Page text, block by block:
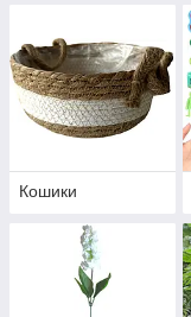
Кошики